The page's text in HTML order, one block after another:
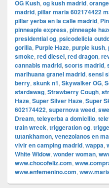
OG Kush, og kush madrid,
madrid, pillar maria 602174422
pillar yerba en la calle madrid,
pinneaple express, pinneaple
presidential og, psicodelicia
gorilla, Purple Haze, purple kush,
smoke, red diesel, red dragon,
cannabis madrid, scorts madrid,
marihuana granel madrid, sensi
berry, skunk n1, Skywalker OG,
stardawag, Strawberry Cough,
Haze, Super Silver Haze, Super
602174422, supernova weed,
Dream, teleyerba a domicilio,
train wreck, triggeration og,
tutankhamon, venezolanos en
vivir en camping madrid, wappa,
White Widow, wonder woman,
www.chocofeliz.com,
www.enfemenino.com,